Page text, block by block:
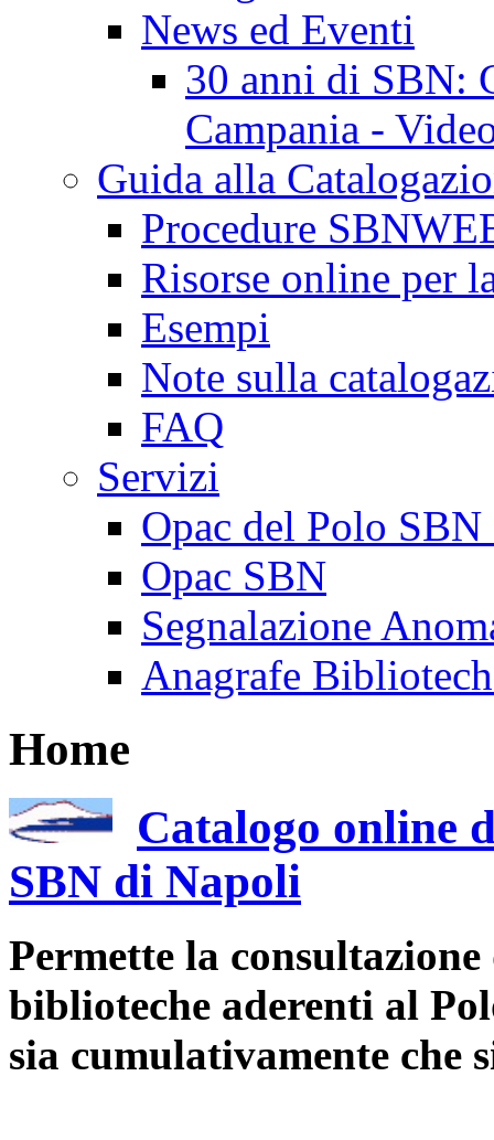
News ed Eventi
30 anni di SBN:
Campania -
Guida alla
Procedure
Risorse online per
Esempi
Note sulla
FAQ
Servizi
Opac del Polo
Opac SBN
Segnalazione
Anagrafe
Home
Catalogo online
SBN di Napoli
Permette la
biblioteche aderenti al
sia cumulativamente che